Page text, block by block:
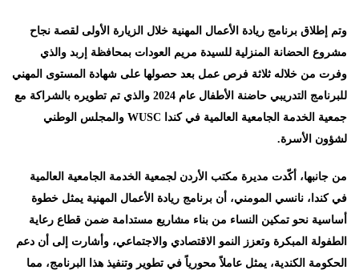
وتم إطلاق برنامج ريادة الأعمال المهنية خلال الزيارة الأولى لقصة نجاح
مشروع الحضانة المنزلية للسيدة مريم العودات بمحافظة إربد والذي
وفرت من خلاله ثلاثة فرص عمل بعد حصولها على شهادة المستوى المهني
للبرنامج التدريبي حاضنة الأطفال عام 2024 والذي تم تطويره بالشراكة مع
جمعية الخدمة الجامعية العالمية في كندا
والمجلس الوطني
لشؤون الأسرة.
من جانبها، أكّدت مديرة مكتب الأردن لجمعية الخدمة الجامعية العالمية
في كندا، نانسي المومني، أن برنامج ريادة الأعمال المهنية يمثل خطوة
أساسية نحو تمكين النساء من بناء مشاريع مستدامة ضمن قطاع رعاية
الطفولة المبكرة وتعزز النمو الاقتصادي والاجتماعي، وأشارت إلى أن دعم
الحكومة الكندية، يمثل عاملاً محورياً في تطوير وتنفيذ هذا البرنامج، مما